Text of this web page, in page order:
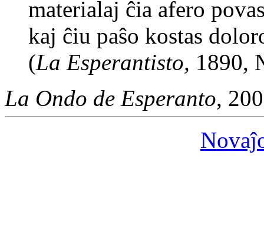
materialaj ĉia afero
kaj ĉiu paŝo kostas
(La Esperantisto, 1890,
La Ondo de Esperanto,